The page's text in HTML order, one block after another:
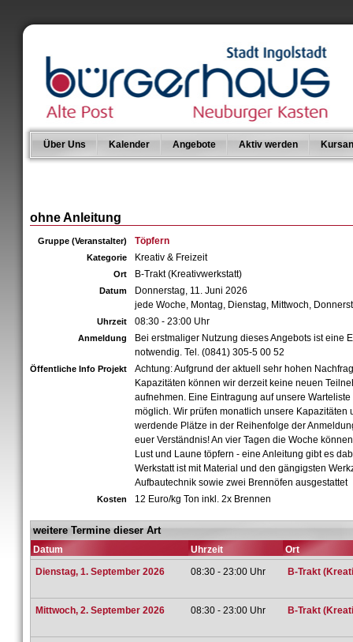
Über Uns Kalender Angebote Aktiv werden
ohne Anleitung
Gruppe (Veranstalter) Töpfern
Kategorie Kreativ & Freizeit
Ort B-Trakt (Kreativwerkstatt)
Datum
Donnerstag, 11. Juni 2026
jede Woche, Montag, Dienstag, Mittwoch,
Uhrzeit 08:30 - 23:00 Uhr
Anmeldung
Bei erstmaliger Nutzung dieses Angebots ist eine
notwendig. Tel. (0841) 305-5 00 52
Öffentliche Info Projekt
Achtung: Aufgrund der aktuell sehr hohen
Kapazitäten können wir derzeit keine neuen
aufnehmen. Eine Eintragung auf unsere
möglich. Wir prüfen monatlich unsere Kapazitäten
werdende Plätze in der Reihenfolge der
euer Verständnis! An vier Tagen die Woche
Lust und Laune töpfern - eine Anleitung gibt es
Werkstatt ist mit Material und den gängigsten
Aufbautechnik sowie zwei Brennöfen ausgestattet
Kosten 12 Euro/kg Ton inkl. 2x Brennen
weitere Termine dieser Art
Datum Uhrzeit
Ort
Dienstag, 1. September 2026
08:30 - 23:00 Uhr B-Trakt
Mittwoch, 2. September 2026 08:30 - 23:00 Uhr B-Trakt